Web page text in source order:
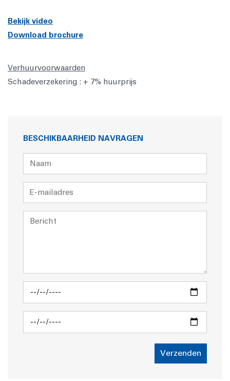
Bekijk video
Download brochure
Verhuurvoorwaarden
Schadeverzekering : + 7% huurprijs
BESCHIKBAARHEID NAVRAGEN
Verzenden